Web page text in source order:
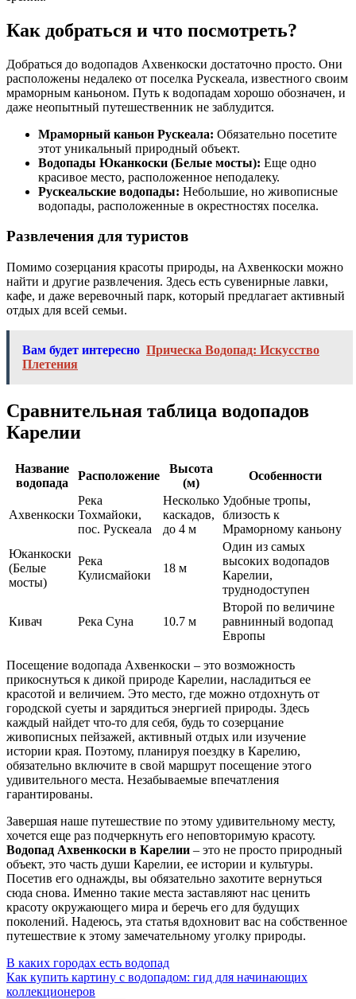
Как добраться и что посмотреть?
Добраться до водопадов Ахвенкоски достаточно просто. Они
расположены недалеко от поселка Рускеала, известного своим
мраморным каньоном. Путь к водопадам хорошо обозначен, и
даже неопытный путешественник не заблудится.
Мраморный каньон Рускеала: Обязательно посетите
этот уникальный природный объект.
Водопады Юканкоски (Белые мосты): Еще одно
красивое место, расположенное неподалеку.
Рускеальские водопады: Небольшие, но живописные
водопады, расположенные в окрестностях поселка.
Развлечения для туристов
Помимо созерцания красоты природы, на Ахвенкоски можно
найти и другие развлечения. Здесь есть сувенирные лавки,
кафе, и даже веревочный парк, который предлагает активный
отдых для всей семьи.
Вам будет интересно Прическа Водопад: Искусство
Плетения
Сравнительная таблица водопадов
Карелии
Название
водопада
Расположение
Высота
(м)
Особенности
Ахвенкоски
Река
Тохмайоки,
пос. Рускеала
Несколько
каскадов,
до 4 м
Удобные тропы,
близость к
Мраморному каньону
Юканкоски
(Белые
мосты)
Река
Кулисмайоки
18 м
Один из самых
высоких водопадов
Карелии,
труднодоступен
Кивач Река Суна 10.7 м
Второй по величине
равнинный водопад
Европы
Посещение водопада Ахвенкоски – это возможность
прикоснуться к дикой природе Карелии, насладиться ее
красотой и величием. Это место, где можно отдохнуть от
городской суеты и зарядиться энергией природы. Здесь
каждый найдет что-то для себя, будь то созерцание
живописных пейзажей, активный отдых или изучение
истории края. Поэтому, планируя поездку в Карелию,
обязательно включите в свой маршрут посещение этого
удивительного места. Незабываемые впечатления
гарантированы.
Завершая наше путешествие по этому удивительному месту,
хочется еще раз подчеркнуть его неповторимую красоту.
Водопад Ахвенкоски в Карелии – это не просто природный
объект, это часть души Карелии, ее истории и культуры.
Посетив его однажды, вы обязательно захотите вернуться
сюда снова. Именно такие места заставляют нас ценить
красоту окружающего мира и беречь его для будущих
поколений. Надеюсь, эта статья вдохновит вас на собственное
путешествие к этому замечательному уголку природы.
Навигация
по
В каких городах есть водопад
Как купить картину с водопадом: гид для начинающих
коллекционеров